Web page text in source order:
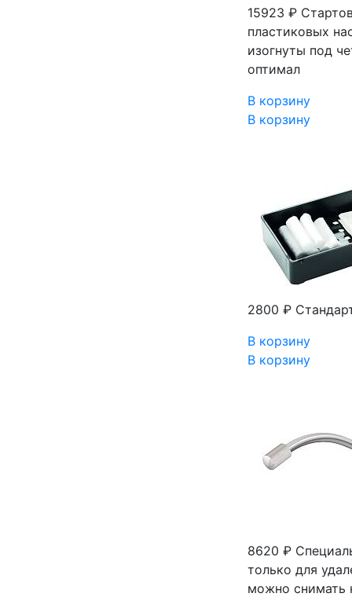
15923 ₽
пластиковых
изогнуты под
оптимал
В корзину
В корзину
2800 ₽
В корзину
В корзину
8620 ₽
только для
можно снимать